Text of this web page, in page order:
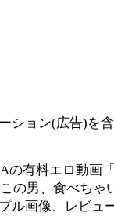
ション(広告)を含
の有料エロ動画
の男、食べち
ル画像、レビュ